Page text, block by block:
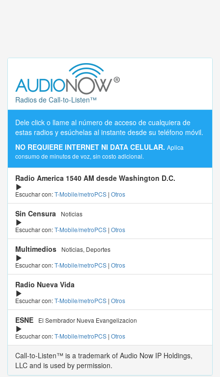
Radios de Call-to-Listen™
Dele click o llame al número de acceso de cualquiera de
estas radios y esúchelas al instante desde su teléfono móvil.
NO REQUIERE INTERNET NI DATA CELULAR. Aplica
consumo de minutos de voz, sin costo adicional.
Radio America 1540 AM desde Washington D.C.
Escuchar con:T-Mobile/metroPCS | Otros
Sin Censura
Noticias
Escuchar con:T-Mobile/metroPCS | Otros
Multimedios
Noticias, Deportes
Escuchar con:T-Mobile/metroPCS | Otros
Radio Nueva Vida
Escuchar con:T-Mobile/metroPCS | Otros
ESNE
El Sembrador Nueva Evangelizacion
Escuchar con:T-Mobile/metroPCS | Otros
Call-to-Listen™ is a trademark of Audio Now IP Holdings,
LLC and is used by permission.